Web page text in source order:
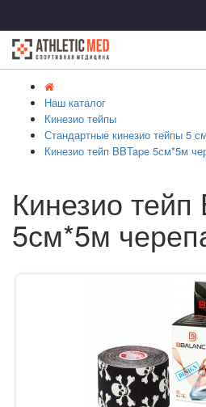
Наш каталог
Кинезио тейпы
Стандартные кинезио тейпы 5
Кинезио тейп BBTape 5см*5м
Кинезио тейп
5см*5м